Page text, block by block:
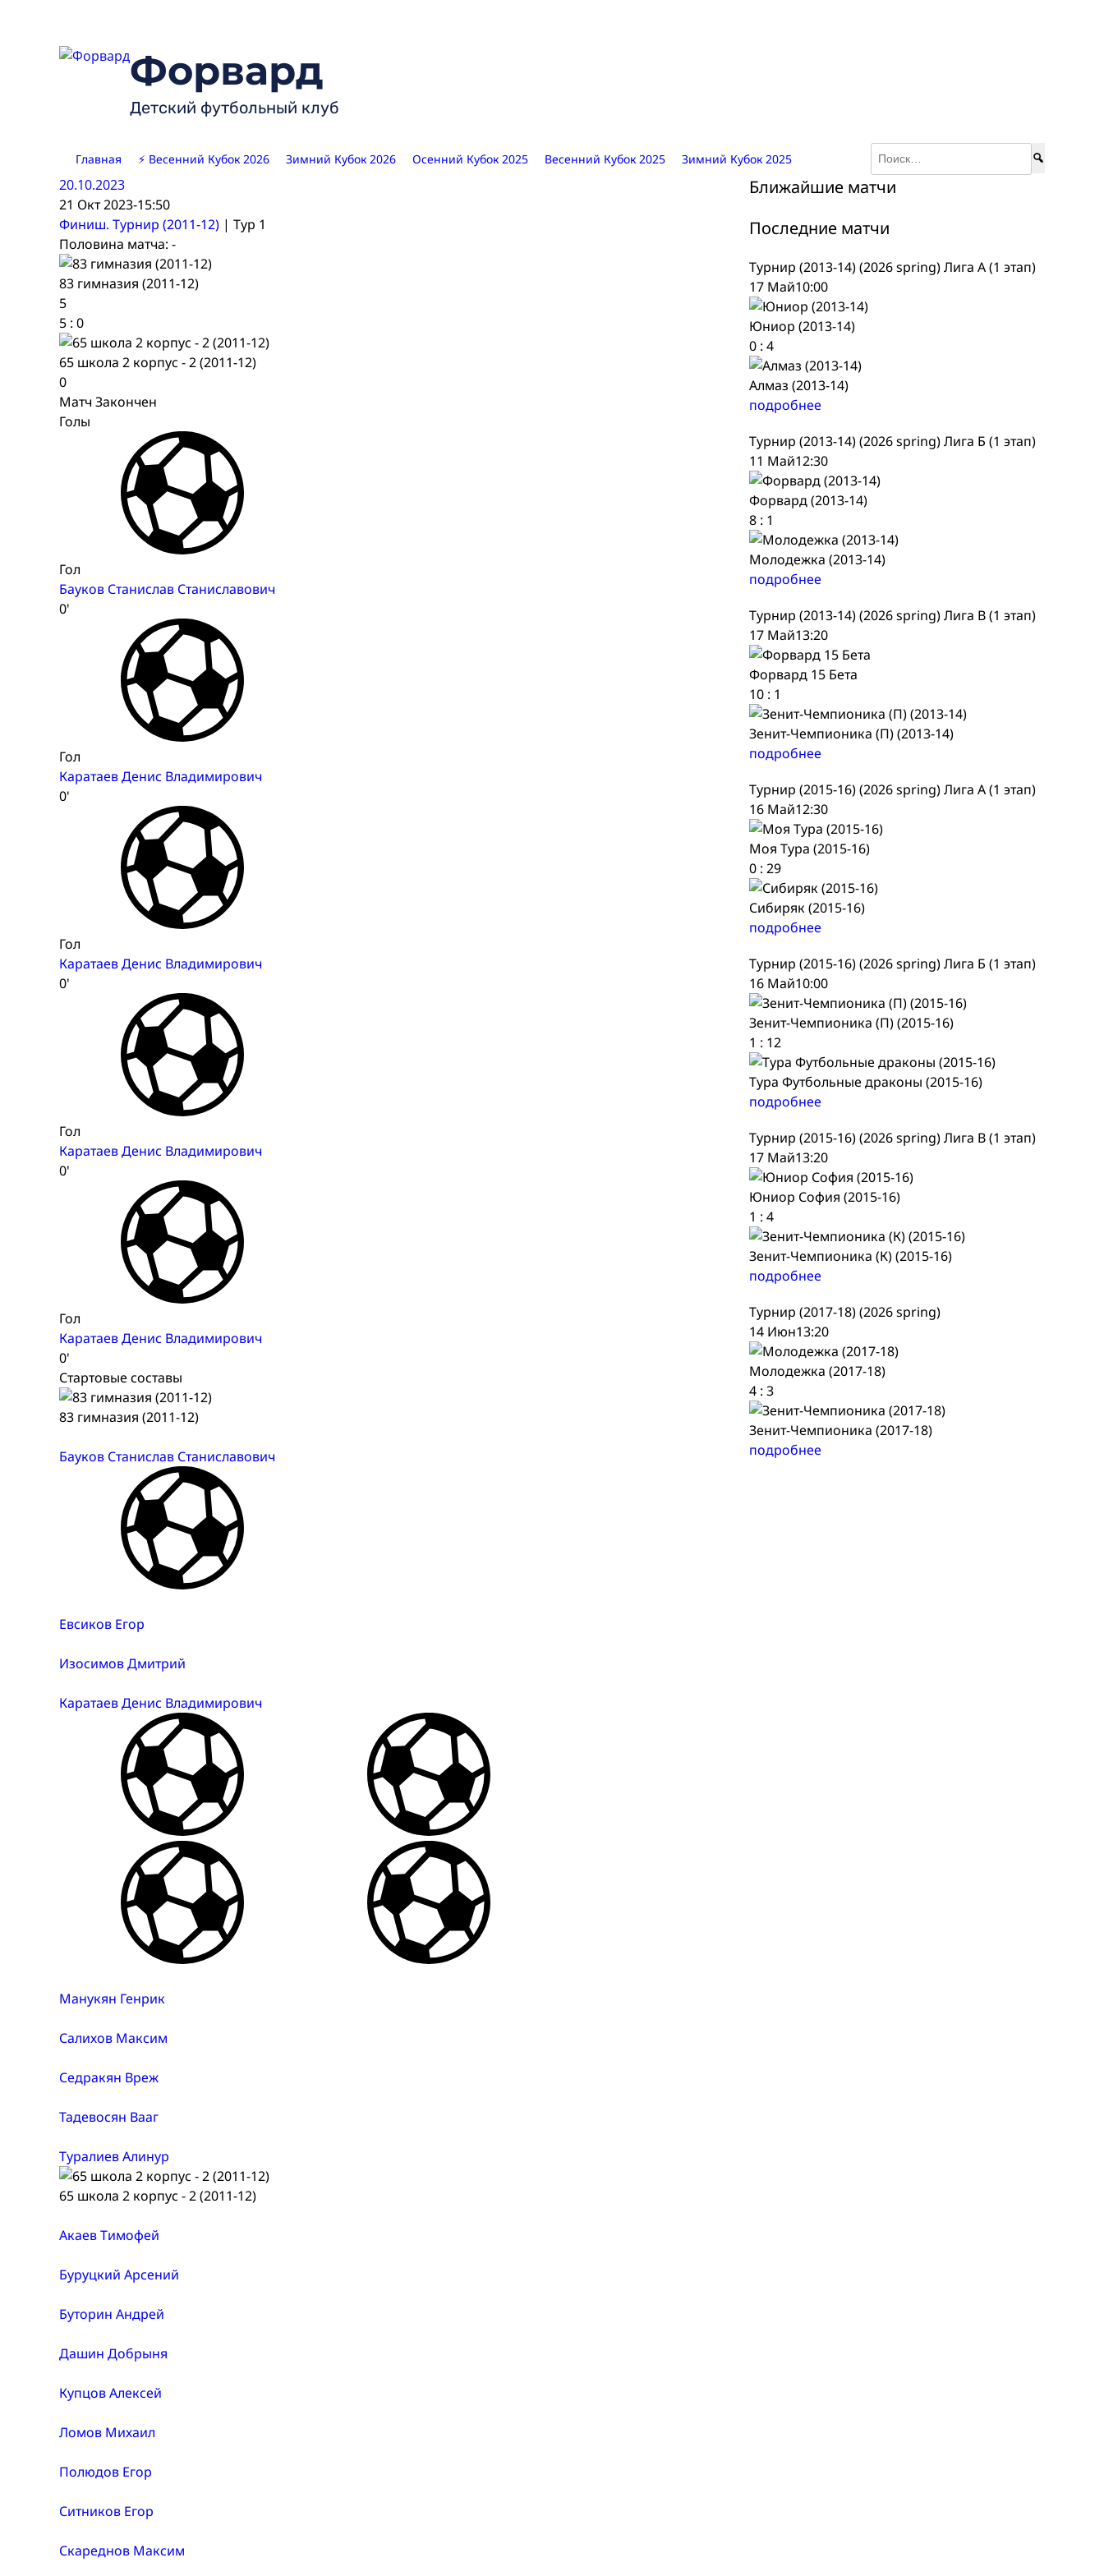
Форвард
Детский футбольный клуб
Главная ⚡ Весенний Кубок 2026 Зимний Кубок 2026 Осенний Кубок 2025 Весенний Кубок 2025 Зимний Кубок 2025
Найти:
20.10.2023
21 Окт 2023-15:50
Финиш. Турнир (2011-12) | Тур 1
Половина матча: -
83 гимназия (2011-12)
5
5 : 0
65 школа 2 корпус - 2 (2011-12)
0
Матч Закончен
Голы
Гол
Бауков Станислав Станиславович
0'
Гол
Каратаев Денис Владимирович
0'
Гол
Каратаев Денис Владимирович
0'
Гол
Каратаев Денис Владимирович
0'
Гол
Каратаев Денис Владимирович
0'
Стартовые составы
83 гимназия (2011-12)
Бауков Станислав Станиславович
Евсиков Егор
Изосимов Дмитрий
Каратаев Денис Владимирович
Манукян Генрик
Салихов Максим
Седракян Вреж
Тадевосян Вааг
Туралиев Алинур
65 школа 2 корпус - 2 (2011-12)
Акаев Тимофей
Буруцкий Арсений
Буторин Андрей
Дашин Добрыня
Купцов Алексей
Ломов Михаил
Полюдов Егор
Ситников Егор
Скареднов Максим
Ближайшие матчи
Последние матчи
Турнир (2013-14) (2026 spring) Лига А (1 этап)
17 Май10:00
Юниор (2013-14)
0 : 4
Алмаз (2013-14)
подробнее
Турнир (2013-14) (2026 spring) Лига Б (1 этап)
11 Май12:30
Форвард (2013-14)
8 : 1
Молодежка (2013-14)
подробнее
Турнир (2013-14) (2026 spring) Лига В (1 этап)
17 Май13:20
Форвард 15 Бета
10 : 1
Зенит-Чемпионика (П) (2013-14)
подробнее
Турнир (2015-16) (2026 spring) Лига А (1 этап)
16 Май12:30
Моя Тура (2015-16)
0 : 29
Сибиряк (2015-16)
подробнее
Турнир (2015-16) (2026 spring) Лига Б (1 этап)
16 Май10:00
Зенит-Чемпионика (П) (2015-16)
1 : 12
Тура Футбольные драконы (2015-16)
подробнее
Турнир (2015-16) (2026 spring) Лига В (1 этап)
17 Май13:20
Юниор София (2015-16)
1 : 4
Зенит-Чемпионика (К) (2015-16)
подробнее
Турнир (2017-18) (2026 spring)
14 Июн13:20
Молодежка (2017-18)
4 : 3
Зенит-Чемпионика (2017-18)
подробнее